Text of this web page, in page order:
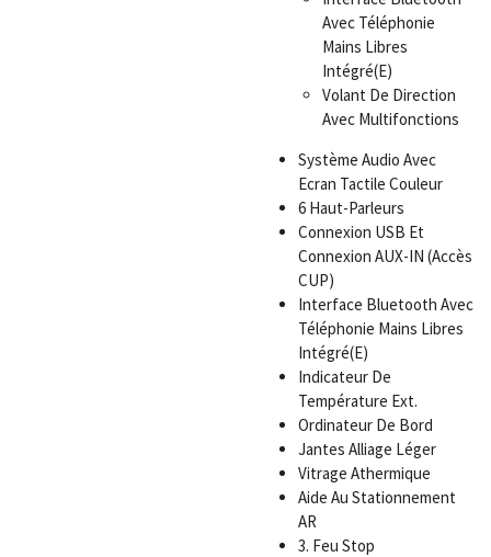
Avec Téléphonie
Mains Libres
Intégré(E)
Volant De Direction
Avec Multifonctions
Système Audio Avec
Ecran Tactile Couleur
6 Haut-Parleurs
Connexion USB Et
Connexion AUX-IN (Accès
CUP)
Interface Bluetooth Avec
Téléphonie Mains Libres
Intégré(E)
Indicateur De
Température Ext.
Ordinateur De Bord
Jantes Alliage Léger
Vitrage Athermique
Aide Au Stationnement
AR
3. Feu Stop